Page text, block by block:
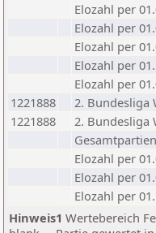
Elozahl per
Elozahl per
Elozahl per
Elozahl per
Elozahl per
1221888
2. Bundesliga
1221888
2. Bundesliga
Elozahl per
Elozahl per
Elozahl per
Hinweis1 Wertebereich